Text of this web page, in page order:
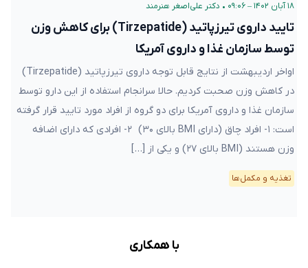
۱۸ آبان ۱۴۰۲ – ۰۹:۰۶ • دکتر علی‌اصغر هنرمند
تایید داروی تیرزپاتید (Tirzepatide) برای کاهش وزن
توسط سازمان غذا و داروی آمریکا
اواخر اردیبهشت از نتایج قابل توجه داروی تیرزپاتید (Tirzepatide)
در کاهش وزن صحبت کردیم. حالا سرانجام استفاده از این دارو توسط
سازمان غذا و داروی آمریکا برای دو گروه از افراد مورد تایید قرار گرفته
است: ۱- افراد چاق (دارای BMI بالای ۳۰) ۲- افرادی که دارای اضافه
وزن هستند (BMI بالای ۲۷) و یکی از […]
تغذیه و مکمل‌ها
با همکاری